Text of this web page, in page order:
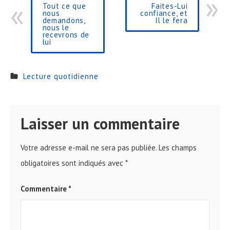
Tout ce que
nous
demandons,
nous le
recevrons de
lui
Faites-Lui
confiance, et
Il le fera
Lecture quotidienne
Laisser un commentaire
Votre adresse e-mail ne sera pas publiée. Les champs
obligatoires sont indiqués avec *
Commentaire *